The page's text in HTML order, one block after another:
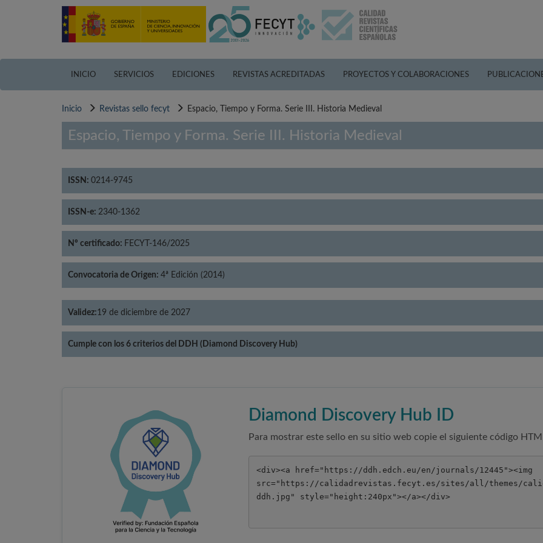
INICIO SERVICIOS EDICIONES REVISTAS ACREDITADAS PROYECTOS Y COLABORACIONES
Inicio Revistas sello fecyt Espacio, Tiempo y Forma. Serie III. Historia Medieval
Espacio, Tiempo y Forma. Serie III. Historia Medieval
ISSN: 0214-9745
ISSN-e: 2340-1362
Nº certificado: FECYT-146/2025
Convocatoria de Origen: 4ª Edición (2014)
Validez:19 de diciembre de 2027
Cumple con los 6 criterios del DDH (Diamond Discovery Hub)
Diamond Discovery Hub ID
Para mostrar este sello en su sitio web copie el siguiente código